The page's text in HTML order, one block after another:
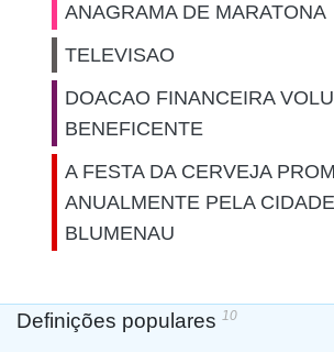
ANAGRAMA DE MARATONA
TELEVISAO
DOACAO FINANCEIRA
BENEFICENTE
A FESTA DA CERVEJA
ANUALMENTE PELA
BLUMENAU
Definições populares 10